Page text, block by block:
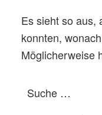
Es sieht so aus,
konnten,
Möglicherweise
Suche